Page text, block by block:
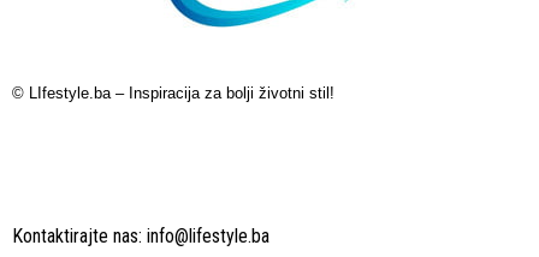
© LIfestyle.ba – Inspiracija za bolji životni stil!
Kontaktirajte nas: info@lifestyle.ba